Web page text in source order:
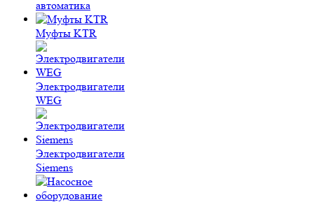
автоматика
Муфты KTR
Электродвигатели
WEG
Электродвигатели
Siemens